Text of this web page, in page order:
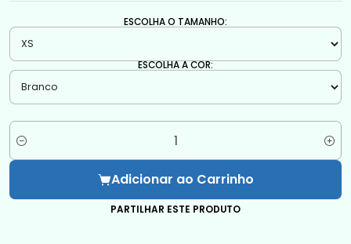
ESCOLHA O TAMANHO:
ESCOLHA A COR:
Quantidade
Adicionar ao Carrinho
PARTILHAR ESTE PRODUTO